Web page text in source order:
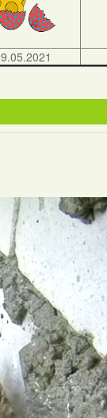
9.05.2021